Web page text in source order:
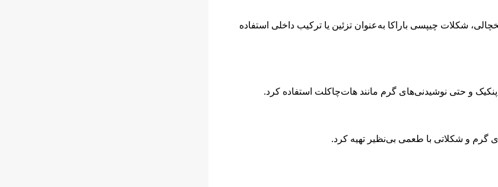
شکلات چیپسی باراکا به‌عنوان تزئین یا ترکیب داخلی استفاده
و حتی نوشیدنی‌های گرم مانند هات‌چاکلت استفاده کرد.
گرم و شکلاتی با طعمی بی‌نظیر تهیه کرد.